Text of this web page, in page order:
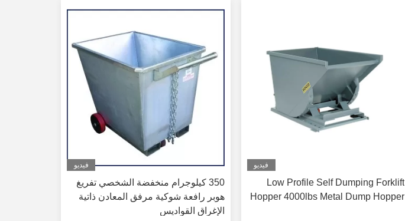
فيديو
Low Profile Self Dumping Forklift
Hopper 4000lbs Metal Dump Hopper
فيديو
350 كيلوجرام منخفضة الشخصي تفريغ
هوبر رافعة شوكية مرفق المعادن ذاتية
الإغراق القواديس